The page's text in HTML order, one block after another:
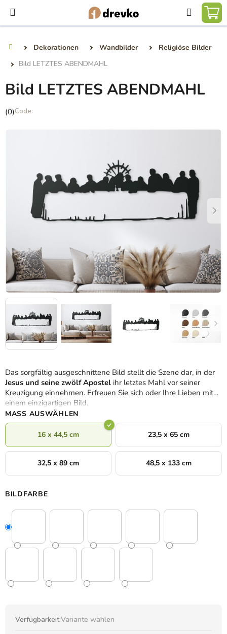
Inhalt
springen
Suchen
Dekorationen Wandbilder
Religiöse Bilder
Bild LETZTES ABENDMAHL
Das sorgfältig ausgeschnittene Bild stellt die Szene dar, in der
Jesus und seine zwölf Apostel ihr letztes Mahl vor seiner
Kreuzigung einnehmen. Erfreuen Sie sich oder Ihre Lieben mit
einem einzigartigen Bild.
MASS AUSWÄHLEN
16 x 44,5 cm 23,5 x 65 cm
32,5 x 89 cm 48,5 x 133 cm
BILDFARBE
Verfügbarkeit:Variante wählen
Bild LETZTES ABENDMAHL
Die
(0)